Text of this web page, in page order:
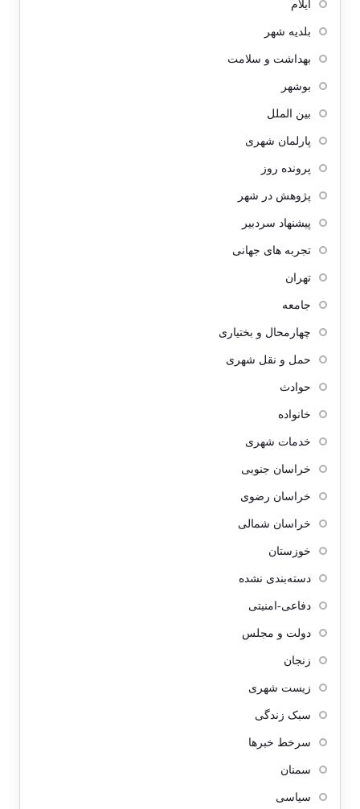
ایلام
بلدیه شهر
بهداشت و سلامت
بوشهر
بین الملل
پارلمان شهری
پرونده روز
پژوهش در شهر
پیشنهاد سردبیر
تجربه های جهانی
تهران
جامعه
چهارمحال و بختیاری
حمل و نقل شهری
حوادث
خانواده
خدمات شهری
خراسان جنوبی
خراسان رضوی
خراسان شمالی
خوزستان
دسته‌بندی نشده
دفاعی-امنیتی
دولت و مجلس
زنجان
زیست شهری
سبک زندگی
سرخط خبرها
سمنان
سیاسی